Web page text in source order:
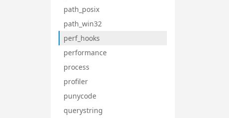
path_posix
path_win32
perf_hooks
performance
process
profiler
punycode
querystring